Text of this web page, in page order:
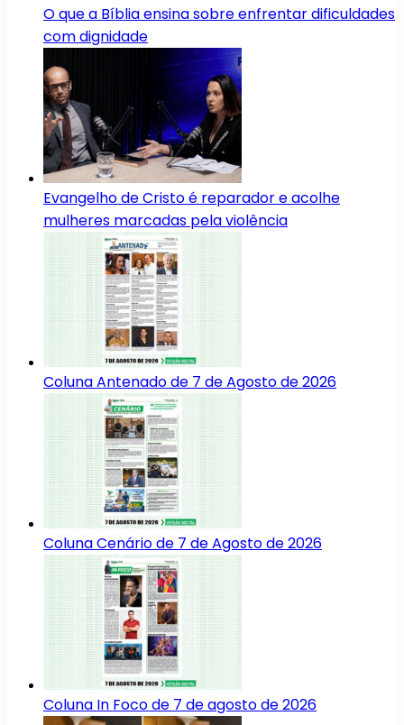
O que a Bíblia ensina sobre enfrentar dificuldades
com dignidade
Evangelho de Cristo é reparador e acolhe
mulheres marcadas pela violência
Coluna Antenado de 7 de Agosto de 2026
Coluna Cenário de 7 de Agosto de 2026
Coluna In Foco de 7 de agosto de 2026